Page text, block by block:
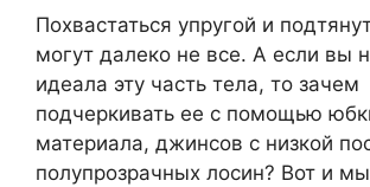
Похвастаться упругой и
могут далеко не все. А если вы
идеала эту часть тела, то зачем
подчеркивать ее с помощью
материала, джинсов с низкой
полупрозрачных лосин? Вот и